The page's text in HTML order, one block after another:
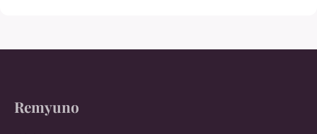
Remyuno